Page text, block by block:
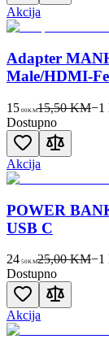
Akcija
Adapter
Male/HDMI-
15 00KM15,50 KM−1
Dostupno
Akcija
POWER
USB C
24 50KM25,00 KM−1
Dostupno
Akcija